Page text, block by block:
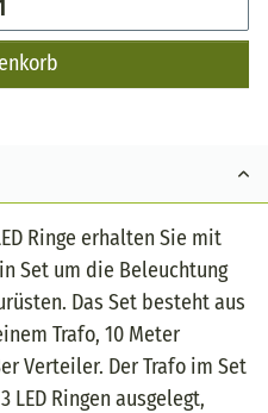
Ringe erhalten Sie mit
Set um die Beleuchtung
Das Set besteht aus
Trafo, 10 Meter
Verteiler. Der Trafo im Set
Ringen ausgelegt,